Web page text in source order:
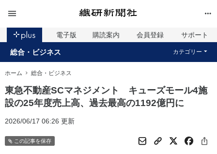
電子版 購読案内 会員登録 サポート
総合・ビジネス カテゴリー
ホーム 総合・ビジネス
東急不動産SCマネジメント キューズモール4施
設の25年度売上高、過去最高の1192億円に
2026/06/17 06:26 更新
この記事を保存